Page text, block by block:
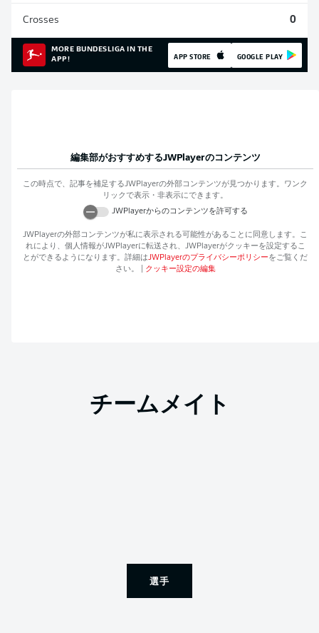
Crosses 0
MORE BUNDESLIGA IN THE
APP!
APP STORE GOOGLE PLAY
編集部がおすすめするJWPlayerのコンテンツ
この時点で、記事を補足するJWPlayerの外部コンテンツが見つかります。ワンク
リックで表示・非表示にできます。
JWPlayerからのコンテンツを許可する
JWPlayerの外部コンテンツが私に表示される可能性があることに同意します。こ
れにより、個人情報がJWPlayerに転送され、 JWPlayerがクッキーを設定するこ
とができるようになります。詳細はJWPlayerのプライバシーポリシーをご覧くだ
さい。
クッキー設定の編集
チームメイト
選手